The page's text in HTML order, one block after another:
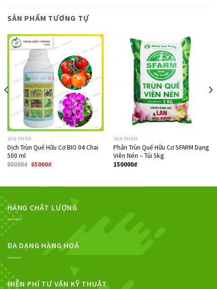
SẢN PHẨM TƯƠNG TỰ
Giảm giá!
SẢN PHẨM
Dịch Trùn Quế Hữu Cơ BIO 04 Chai
500 ml
80000₫ 65000₫
SẢN PHẨM
Phân Trùn Quế Hữu Cơ SFARM Dạng
Viên Nén – Túi 5kg
150000₫
HÀNG CHẤT LƯỢNG
ĐA DẠNG HÀNG HOÁ
MIỄN PHÍ TƯ VẤN KỸ THUẬT